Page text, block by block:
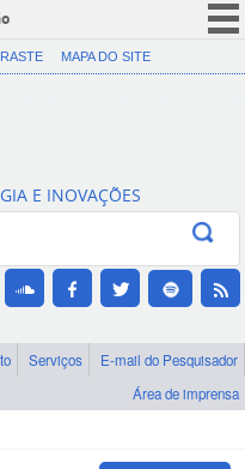
CORONAVÍRUS (COVID-19)
Canais
MAPA DO SITE
E INOVAÇÕES
Serviços
E-mail do Pesquisador
Área de imprensa